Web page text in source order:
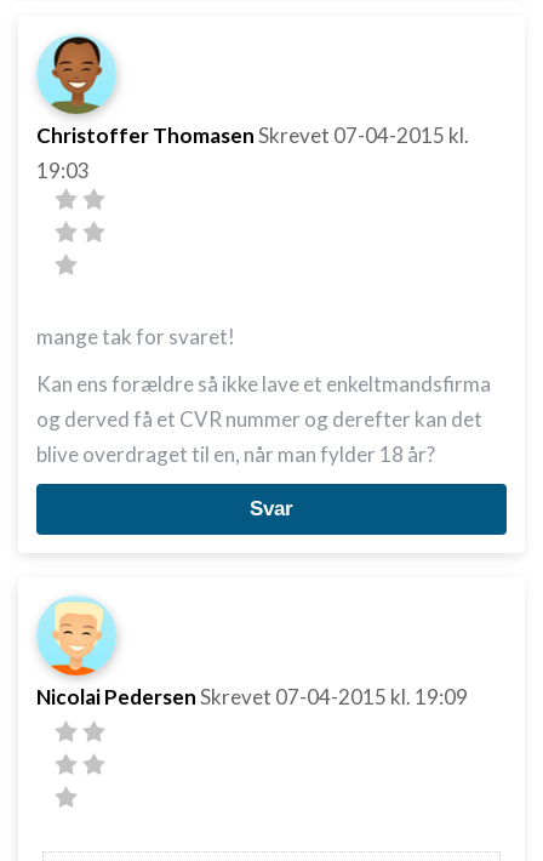
Christoffer ThomasenSkrevet 07-04-2015 kl.
19:03
mange tak for svaret!
Kan ens forældre så ikke lave et enkeltmandsfirma
og derved få et CVR nummer og derefter kan det
blive overdraget til en, når man fylder 18 år?
Svar
Nicolai PedersenSkrevet 07-04-2015 kl. 19:09